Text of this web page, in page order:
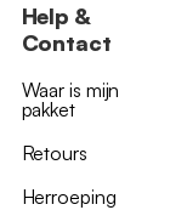
Help &
Contact
Waar is mijn
pakket
Retours
Herroeping